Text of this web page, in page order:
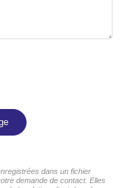
dans un fichier
demande de contact. Elles